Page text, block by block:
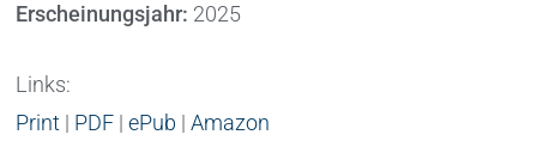
Erscheinungsjahr: 2025
Links:
Print | PDF |ePub |Amazon